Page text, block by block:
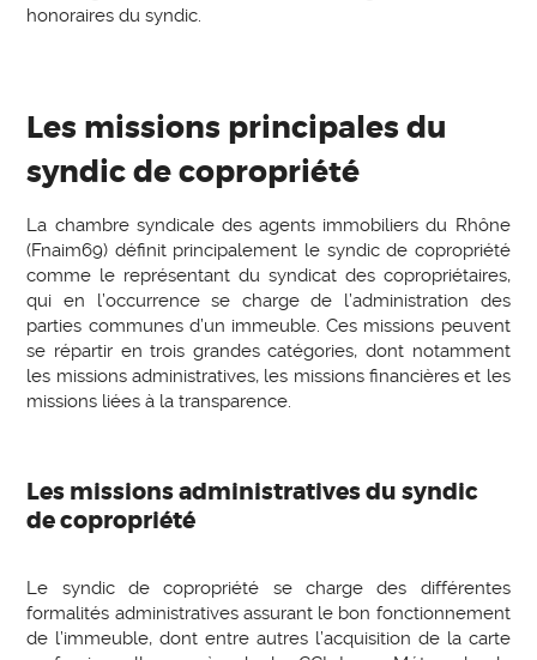
honoraires du syndic.
Les missions principales du
syndic de copropriété
La chambre syndicale des agents immobiliers du Rhône
(Fnaim69) définit principalement le syndic de copropriété
comme le représentant du syndicat des copropriétaires,
qui en l’occurrence se charge de l’administration des
parties communes d’un immeuble. Ces missions peuvent
se répartir en trois grandes catégories, dont notamment
les missions administratives, les missions financières et les
missions liées à la transparence.
Les missions administratives du syndic
de copropriété
Le syndic de copropriété se charge des différentes
formalités administratives assurant le bon fonctionnement
de l’immeuble, dont entre autres l’acquisition de la carte